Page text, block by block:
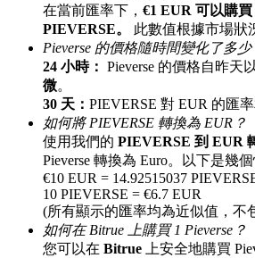
邀请好友
邀請朋友獲得現金獎勵
在當前匯率下， €1 EUR 可以購買
PIEVERSE。
此數值根據市場狀
Pieverse 的價格隨時間變化了多少
24 小時： Pieverse 的價格自昨天
微。
30 天： PIEVERSE 對 EUR 的匯
如何將 PIEVERSE 轉換為 EUR？
使用我們的 PIEVERSE 到 EUR
Pieverse 轉換為 Euro。以下是幾
€10 EUR = 14.92515037
10 PIEVERSE = €6.7 EUR
(所有顯示的匯率均為近似值，不
如何在 Bitrue 上購買 1 Pieverse？
您可以在 Bitrue 上安全地購買